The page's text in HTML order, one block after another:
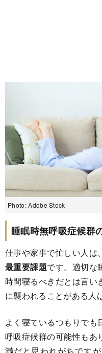
Photo: Adobe Stock
睡眠時無呼吸症候群
仕事や家事で忙しい人は
最重要課題です。適切な
時間寝るべきだとは言い
に襲われることがある人
よく寝ているつもりで
呼吸症候群の可能性もあ
満だと思われがちです